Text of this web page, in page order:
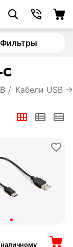
Фильтры
C
/ Кабели USB -